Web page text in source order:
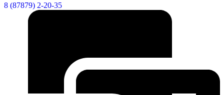
8 (87879) 2-20-35